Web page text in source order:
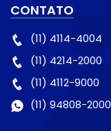
CONTATO
(11) 4114-4004
(11) 4214-2000
(11) 4112-9000
(11) 94808-2000